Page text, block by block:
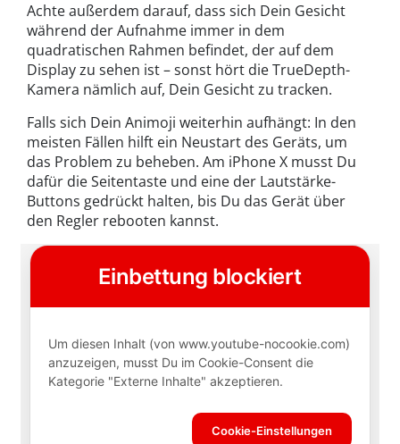
Achte außerdem darauf, dass sich Dein Gesicht
während der Aufnahme immer in dem
quadratischen Rahmen befindet, der auf dem
Display zu sehen ist – sonst hört die TrueDepth-
Kamera nämlich auf, Dein Gesicht zu tracken.
Falls sich Dein Animoji weiterhin aufhängt: In den
meisten Fällen hilft ein Neustart des Geräts, um
das Problem zu beheben. Am iPhone X musst Du
dafür die Seitentaste und eine der Lautstärke-
Buttons gedrückt halten, bis Du das Gerät über
den Regler rebooten kannst.